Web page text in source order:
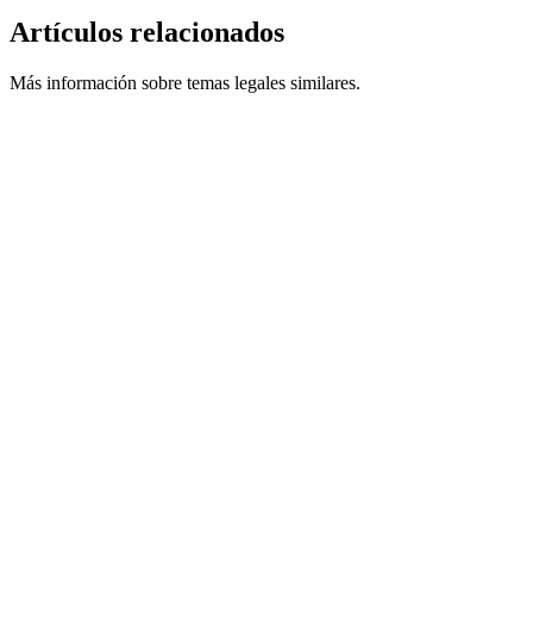
Artículos relacionados
Más información sobre temas legales similares.